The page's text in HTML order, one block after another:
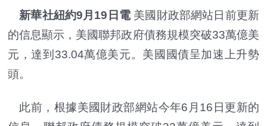
新華社紐約9月19日電 美國財政部網站日前更新
的信息顯示，美國聯邦政府債務規模突破33萬億美
元，達到33.04萬億美元。美國國債呈加速上升勢
頭。
此前，根據美國財政部網站今年6月16日更新的